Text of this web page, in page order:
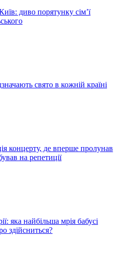
диво порятунку сім’ї
свято в кожній країні
концерту, де вперше пролунав
на репетиції
яка найбільша мрія бабусі
здійсниться?